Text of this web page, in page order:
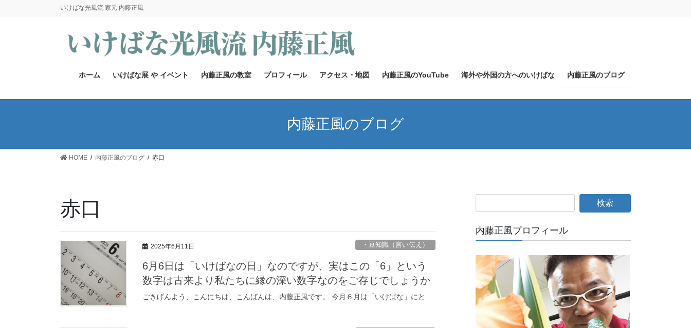
いけばな光風流 家元 内藤正風
ホーム いけばな展 や イベント 内藤正風の教室 プロフィール アクセス・地図 内藤正風のYouTube 海外や外国の方へのいけばな 内藤正風のブログ
内藤正風のブログ
HOME 内藤正風のブログ 赤口
赤口
2025年6月11日 ・豆知識（言い伝え）
6月6日は「いけばなの日」なのですが、実はこの「6」という
数字は古来より私たちに縁の深い数字なのをご存じでしょうか
ごきげんよう、こんにちは、こんばんは、内藤正風です。 今月６月は「いけばな」にと …
内藤正風プロフィール